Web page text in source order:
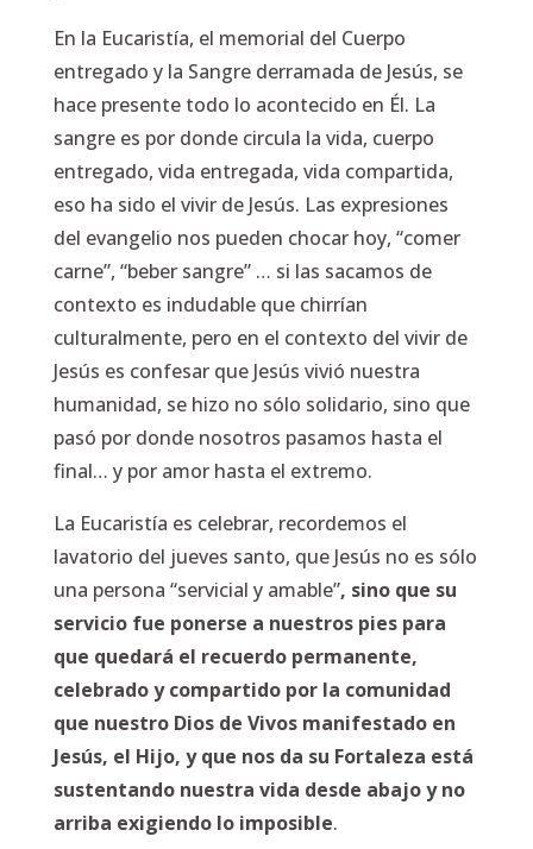
En la Eucaristía, el memorial del Cuerpo
entregado y la Sangre derramada de Jesús, se
hace presente todo lo acontecido en Él. La
sangre es por donde circula la vida, cuerpo
entregado, vida entregada, vida compartida,
eso ha sido el vivir de Jesús. Las expresiones
del evangelio nos pueden chocar hoy, “comer
carne”, “beber sangre” … si las sacamos de
contexto es indudable que chirrían
culturalmente, pero en el contexto del vivir de
Jesús es confesar que Jesús vivió nuestra
humanidad, se hizo no sólo solidario, sino que
pasó por donde nosotros pasamos hasta el
final… y por amor hasta el extremo.
La Eucaristía es celebrar, recordemos el
lavatorio del jueves santo, que Jesús no es sólo
una persona “servicial y amable”, sino que su
servicio fue ponerse a nuestros pies para
que quedará el recuerdo permanente,
celebrado y compartido por la comunidad
que nuestro Dios de Vivos manifestado en
Jesús, el Hijo, y que nos da su Fortaleza está
sustentando nuestra vida desde abajo y no
arriba exigiendo lo imposible.